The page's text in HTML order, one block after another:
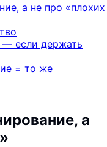
а не про «плохих
— если держать
= то же
а